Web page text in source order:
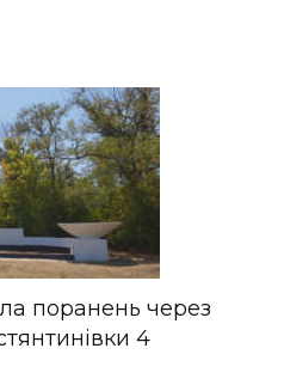
поранень через
4